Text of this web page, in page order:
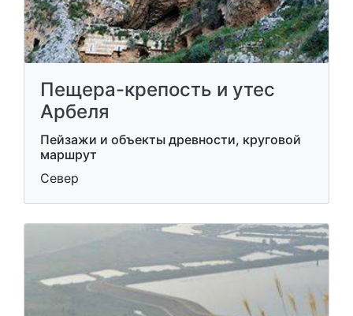
Пещера-крепость и утес
Арбеля
Пейзажи и объекты древности, круговой
маршрут
Север